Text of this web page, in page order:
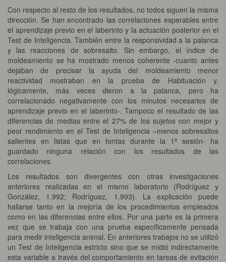
Con respecto al resto de los resultados, no todos siguen la misma
dirección. Se han encontrado las correlaciones esperables entre
el aprendizaje previo en el laberinto y la actuación posterior en el
Test de Inteligencia. También entre la responsividad a la palanca
y las reacciones de sobresalto. Sin embargo, el índice de
moldeamiento se ha mostrado menos coherente -cuanto antes
dejaban de precisar la ayuda del moldeamiento menor
reactividad mostraban en la prueba de Habituación y,
lógicamente, más veces dieron a la palanca, pero ha
correlacionado negativamente con los minutos necesarios de
aprendizaje previo en el laberinto-. Tampoco el resultado de las
diferencias de medias entre el 27% de los sujetos con mejor y
peor rendimiento en el Test de Inteligencia –menos sobresaltos
salientes en listas que en tontas durante la 1ª sesión- ha
guardado ninguna relación con los resultados de las
correlaciones.
Los resultados son divergentes con otras investigaciones
anteriores realizadas en el mismo laboratorio (Rodríguez y
González, 1.992; Rodríguez, 1.993). La explicación puede
hallarse tanto en la mejoría de los procedimientos empleados
como en las diferencias entre ellos. Por una parte es la primera
vez que se trabaja con una prueba específicamente pensada
para medir inteligencia animal. En anteriores trabajos no se utilizó
un Test de Inteligencia estricto sino que se midió indirectamente
esta variable a través del comportamiento en tareas de evitación